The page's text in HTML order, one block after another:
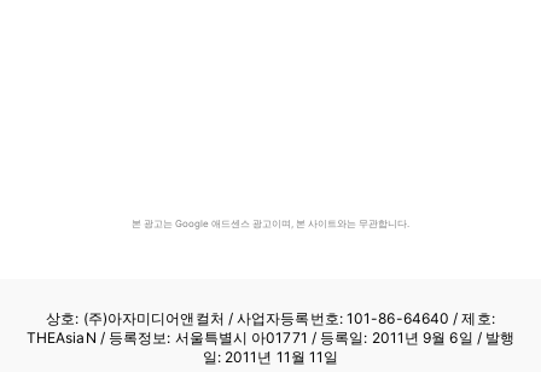
본 광고는 Google 애드센스 광고이며, 본 사이트와는 무관합니다.
상호: (주)아자미디어앤컬처 /사업자등록번호: 101-86-64640 / 제호:
THEAsiaN / 등록정보: 서울특별시 아01771 / 등록일: 2011년 9월 6일 / 발행
일: 2011년 11월 11일